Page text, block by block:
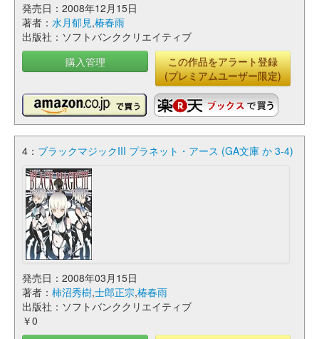
発売日：2008年12月15日
著者： 水月郁見,椿春雨
出版社：ソフトバンククリエイティブ
購入管理
この作品をアラート登録
(プレミアムユーザー限定)
4： ブラックマジックIII プラネット・アース (GA文庫 か 3-4)
発売日：2008年03月15日
著者： 柿沼秀樹,士郎正宗,椿春雨
出版社：ソフトバンククリエイティブ
￥0